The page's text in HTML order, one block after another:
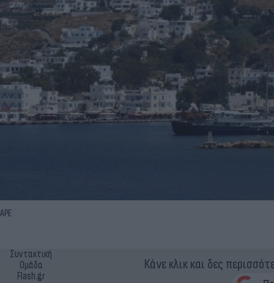
APE
Συντακτική
Ομάδα
Flash.gr
Κάνε κλικ και δες